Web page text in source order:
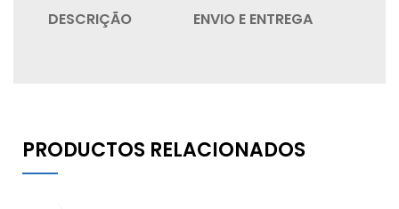
DESCRIÇÃO ENVIO E ENTREGA
PRODUCTOS RELACIONADOS